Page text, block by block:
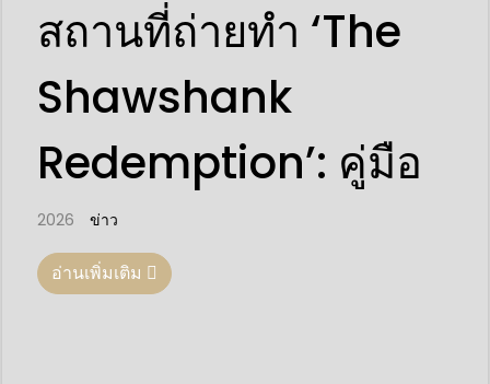
สถานที่ถ่ายทำ ‘The
Shawshank
Redemption’: คู่มือ
2026 ข่าว
อ่านเพิ่มเติม